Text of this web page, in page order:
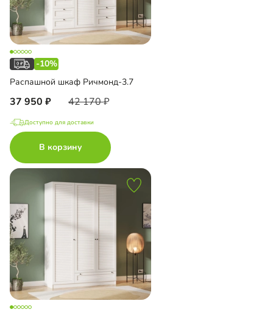
-10%
Распашной шкаф Ричмонд-3.7
37 950 42 170
Доступно для доставки
В корзину